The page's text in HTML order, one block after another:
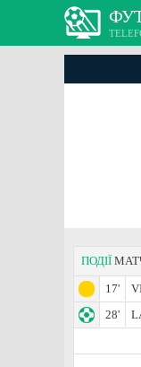
ПОДІЇ
17'
28'